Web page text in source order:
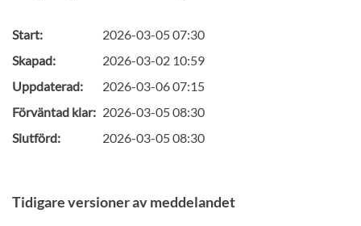
Start:
2026-03-05 07:30
Skapad:
2026-03-02 10:59
Uppdaterad:
2026-03-06 07:15
Förväntad klar: 2026-03-05 08:30
Slutförd:
2026-03-05 08:30
Tidigare versioner av meddelandet